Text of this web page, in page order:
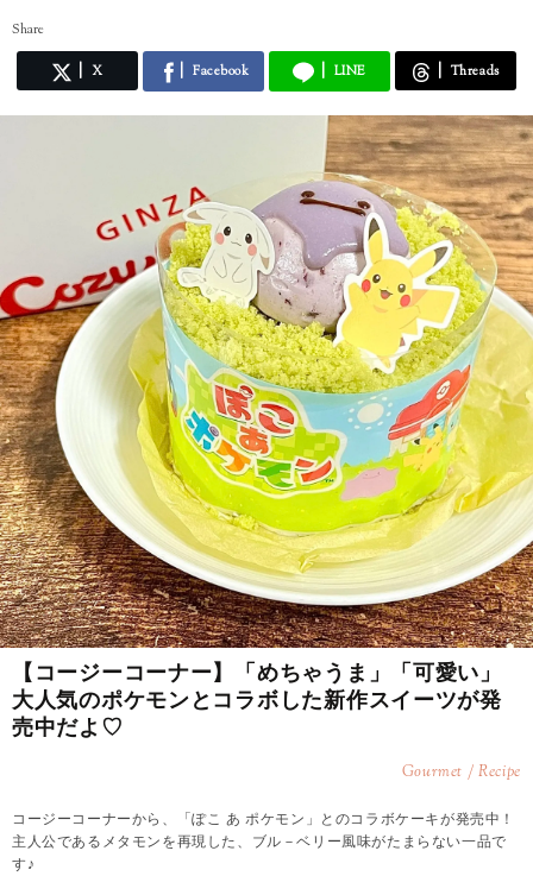
Share
X Facebook LINE Threads
【コージーコーナー】「めちゃうま」「可愛い」
大人気のポケモンとコラボした新作スイーツが発
売中だよ♡
Gourmet / Recipe
コージーコーナーから、「ぽこ あ ポケモン」とのコラボケーキが発売中！
主人公であるメタモンを再現した、ブル－ベリー風味がたまらない一品で
す♪